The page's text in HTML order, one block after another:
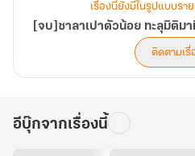
เรื่องนี้ยังมีในรูปแบบรา
ติดตามเรื่
อีบุ๊กจากเรื่องนี้